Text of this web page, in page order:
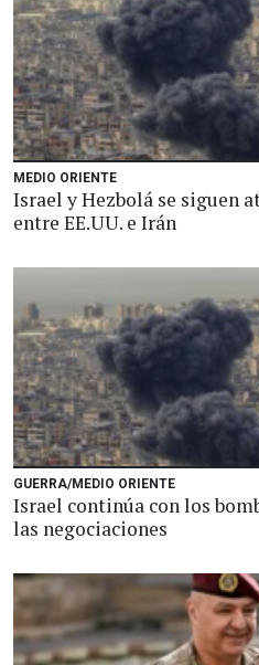
MEDIO ORIENTE
Israel y Hezbolá se siguen
entre EE.UU. e Irán
GUERRA/MEDIO ORIENTE
Israel continúa con los
las negociaciones